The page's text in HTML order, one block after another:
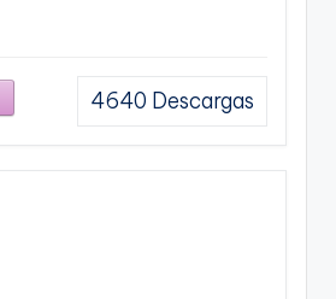
4640 Descargas